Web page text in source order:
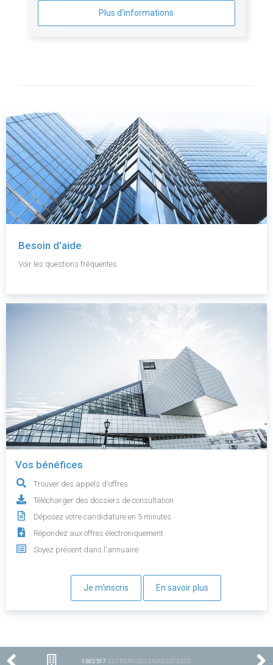
Plus d'informations
Besoin d'aide
Voir les questions fréquentes.
Vos bénéfices
Trouver des appels d'offres
Télécharger des dossiers de consultation
Déposez votre candidature en 5 minutes
Répondez aux offres électroniquement
Soyez présent dans l'annuaire
Je m'inscris En savoir plus
1 002 517 ENTREPRISES ENREGISTRÉES